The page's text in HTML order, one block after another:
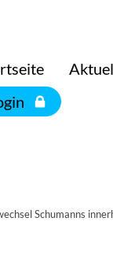
Schumanns